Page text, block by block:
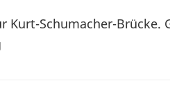
Kurt-Schumacher-Brücke.